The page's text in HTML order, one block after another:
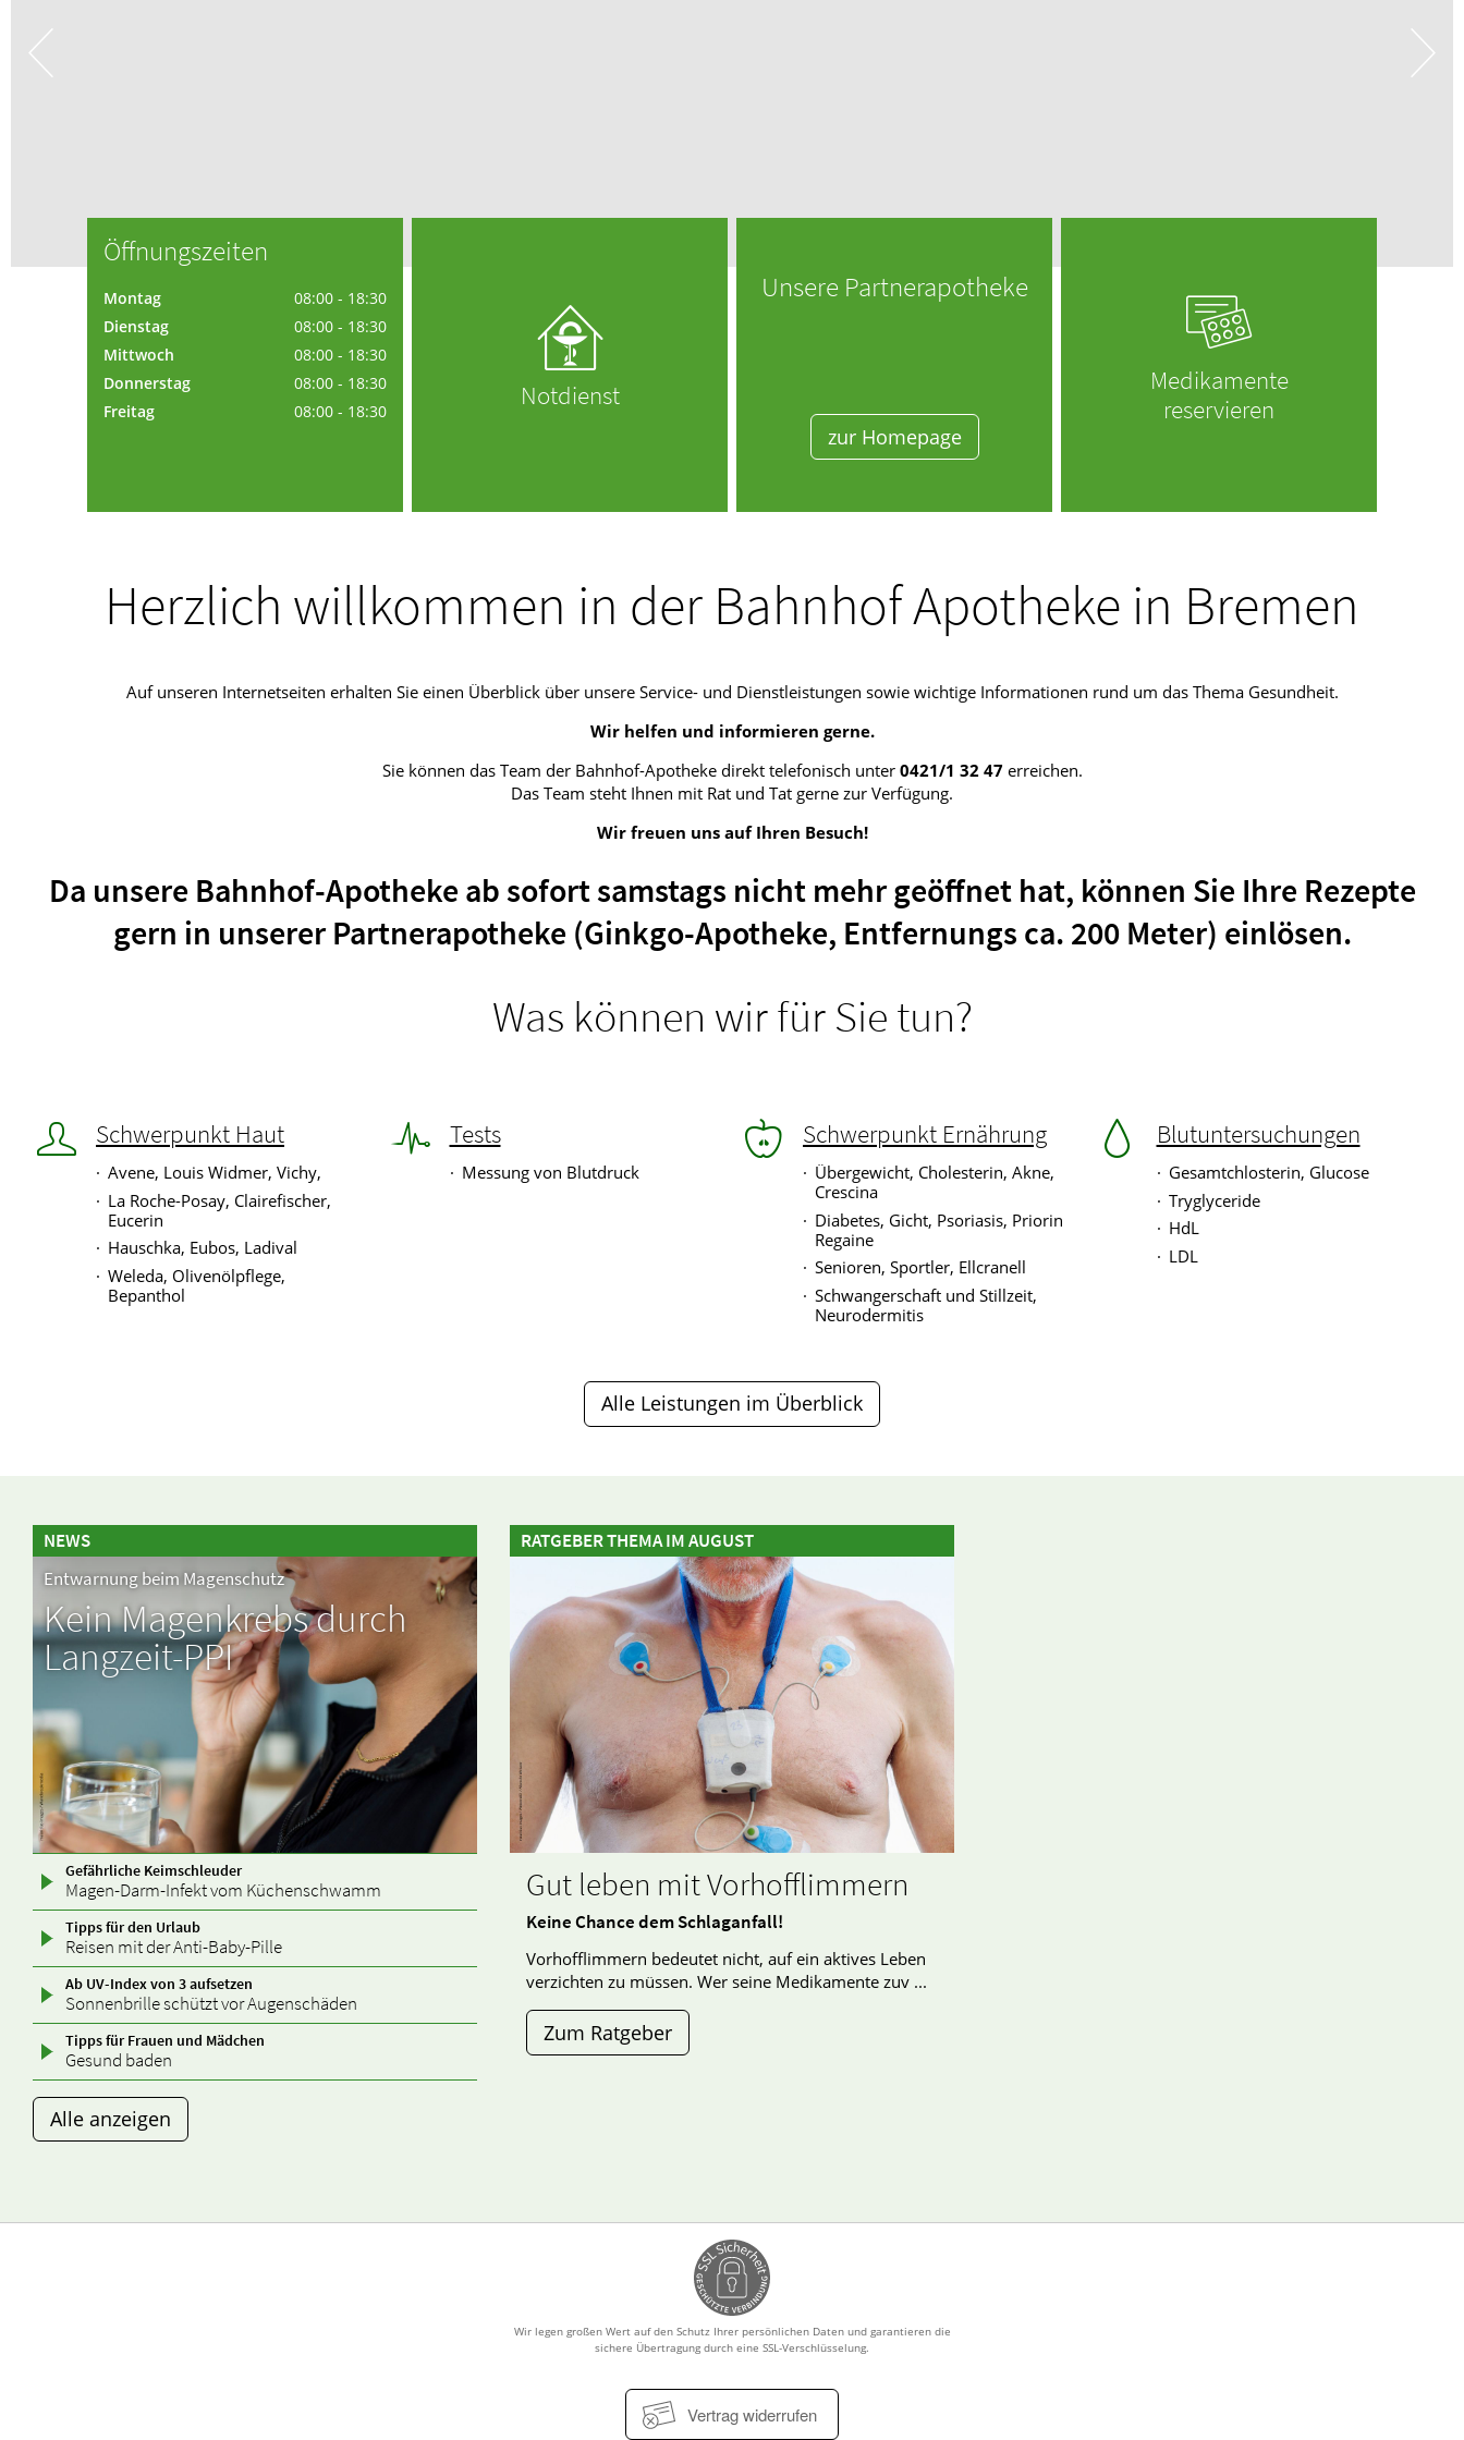
Blut, Krebs und Infektionen
Haut, Haare und Nägel
Öffnungszeiten
Montag
08:00 - 18:30
Dienstag
08:00 - 18:30
Mittwoch
08:00 - 18:30
Donnerstag
08:00 - 18:30
Freitag
08:00 - 18:30
Notdienst
Unsere Partnerapotheke
zur Homepage
Medikamente
reservieren
Herzlich willkommen in der Bahnhof Apotheke in Bremen
Auf unseren Internetseiten erhalten Sie einen Überblick über unsere Service- und Dienstleistungen sowie wichtige Informationen rund um das Thema Gesundheit.
Wir helfen und informieren gerne.
Sie können das Team der Bahnhof-Apotheke direkt telefonisch unter 0421/1 32 47 erreichen.
Das Team steht Ihnen mit Rat und Tat gerne zur Verfügung.
Wir freuen uns auf Ihren Besuch!
Da unsere Bahnhof-Apotheke ab sofort samstags nicht mehr geöffnet hat, können Sie Ihre Rezepte
gern in unserer Partnerapotheke (Ginkgo-Apotheke, Entfernungs ca. 200 Meter) einlösen.
Was können wir für Sie tun?
Schwerpunkt Haut
Avene, Louis Widmer, Vichy,
La Roche-Posay, Clairefischer,
Eucerin
Hauschka, Eubos, Ladival
Weleda, Olivenölpflege,
Bepanthol
Tests
Messung von Blutdruck
Schwerpunkt Ernährung
Übergewicht, Cholesterin, Akne,
Crescina
Diabetes, Gicht, Psoriasis, Priorin
Regaine
Senioren, Sportler, Ellcranell
Schwangerschaft und Stillzeit,
Neurodermitis
Blutuntersuchungen
Gesamtchlosterin, Glucose
Tryglyceride
HdL
LDL
Alle Leistungen im Überblick
NEWS
Entwarnung beim Magenschutz
Kein Magenkrebs durch
Langzeit-PPI
Gefährliche Keimschleuder
Magen-Darm-Infekt vom Küchenschwamm
Tipps für den Urlaub
Reisen mit der Anti-Baby-Pille
Ab UV-Index von 3 aufsetzen
Sonnenbrille schützt vor Augenschäden
Tipps für Frauen und Mädchen
Gesund baden
Alle anzeigen
RATGEBER THEMA IM AUGUST
Gut leben mit Vorhofflimmern
Keine Chance dem Schlaganfall!
Vorhofflimmern bedeutet nicht, auf ein aktives Leben
verzichten zu müssen. Wer seine Medikamente zuv ...
Zum Ratgeber
Wir legen großen Wert auf den Schutz Ihrer persönlichen Daten und garantieren die
sichere Übertragung durch eine SSL-Verschlüsselung.
Vertrag widerrufen